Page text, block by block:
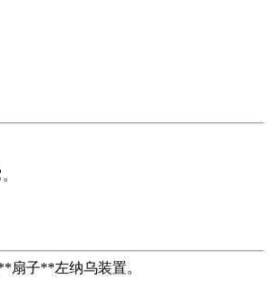
扇子**左纳乌装置。